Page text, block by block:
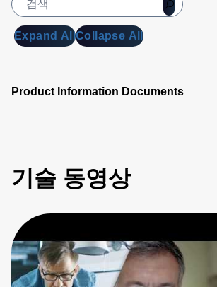
Expand AllCollapse All
Product Information Documents
기술 동영상